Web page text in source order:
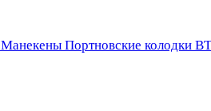
Манекены Портновские колодки